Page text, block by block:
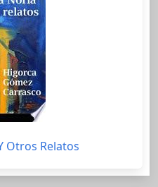
Otros Relatos